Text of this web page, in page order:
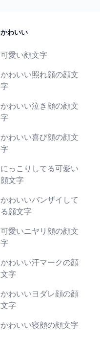
かわいい
可愛い顔文字
かわいい照れ顔の顔文
字
かわいい泣き顔の顔文
字
かわいい喜び顔の顔文
字
にっこりしてる可愛い
顔文字
かわいいバンザイして
る顔文字
可愛いニヤリ顔の顔文
字
かわいい汗マークの顔
文字
かわいいヨダレ顔の顔
文字
かわいい寝顔の顔文字